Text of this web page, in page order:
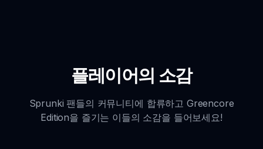
플레이어의 소감
Sprunki 팬들의 커뮤니티에 합류하고 Greencore
Edition을 즐기는 이들의 소감을 들어보세요!